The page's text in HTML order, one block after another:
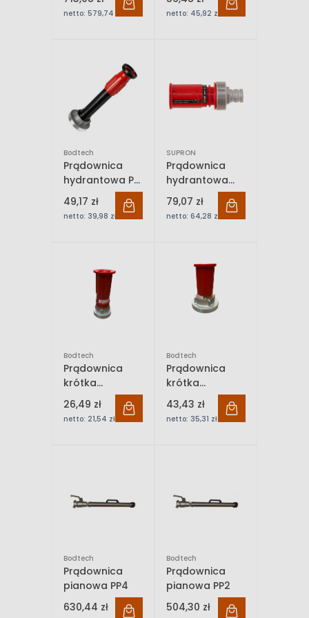
75/52-75-52
netto: 579,74 zł
regulowana 52
z nasadą 25
netto: 45,92 zł
Bodtech
Prądownica
hydrantowa PP
długa
regulowana 52
z nasadą 52
49,17 zł
netto: 39,98 zł
SUPRON
Prądownica
hydrantowa
PWh-33
79,07 zł
netto: 64,28 zł
Bodtech
Prądownica
krótka
plastikowa 25 z
nasadą 25
26,49 zł
netto: 21,54 zł
Bodtech
Prądownica
krótka
plastikowa 52 z
nasadą 52
43,43 zł
netto: 35,31 zł
Bodtech
Prądownica
pianowa PP4
630,44 zł
Bodtech
Prądownica
pianowa PP2
504,30 zł